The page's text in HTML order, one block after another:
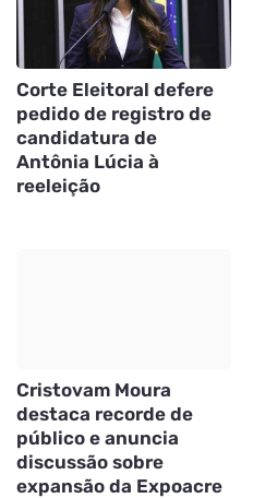
Corte Eleitoral defere
pedido de registro de
candidatura de
Antônia Lúcia à
reeleição
Cristovam Moura
destaca recorde de
público e anuncia
discussão sobre
expansão da Expoacre